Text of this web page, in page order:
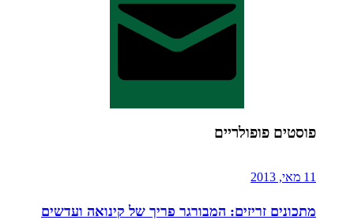
פוסטים פופולריים
11 מאי, 2013
מתכונים זריזים: המבורגר פריך של קינואה ועדשים